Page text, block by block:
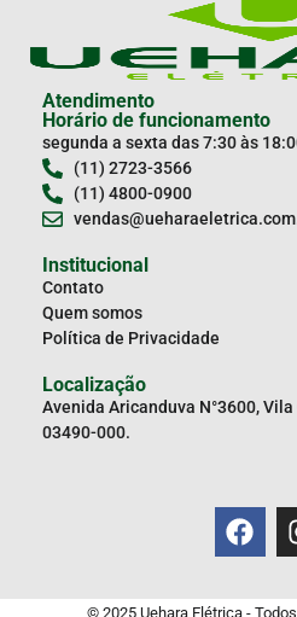
Atendimento
Horário de funcionamento
segunda a sexta das 7:30 às
(11) 2723-3566
(11) 4800-0900
Institucional
Contato
Quem somos
Política de Privacidade
Localização
Avenida Aricanduva N°3600,
03490-000.
© 2025 Uehara Elétrica -